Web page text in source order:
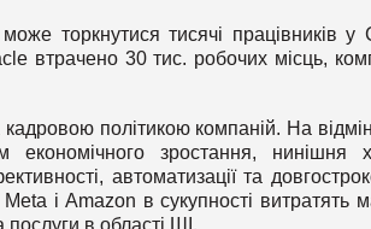
торкнутися тисячі працівників
втрачено 30 тис. робочих місць,
політикою компаній. На
економічного зростання, нинішня
автоматизації та
і Amazon в сукупності витратять
в області ШІ.